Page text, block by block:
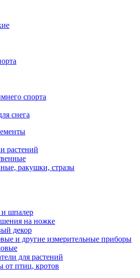
спорта
снега
растений
ракушки, стразы
шпалер
на ножке
декор
и другие измерительные приборы
для растений
от птиц, кротов